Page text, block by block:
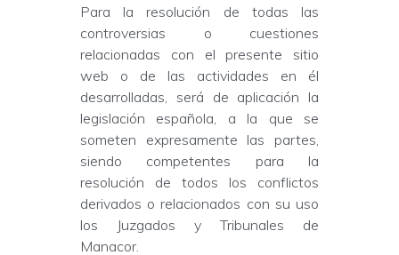
Para la resolución de todas las
controversias o cuestiones
relacionadas con el presente sitio
web o de las actividades en él
desarrolladas, será de aplicación la
legislación española, a la que se
someten expresamente las partes,
siendo competentes para la
resolución de todos los conflictos
derivados o relacionados con su uso
los Juzgados y Tribunales de
Manacor.